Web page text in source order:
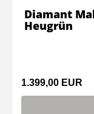
1.399,00 EUR
Diamant
Heugrün